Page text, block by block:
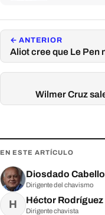
← ANTERIOR
Aliot cree que Le Pen
Wilmer Cruz
EN ESTE ARTÍCULO
Diosdado Cabello
Dirigente del chavismo
H Héctor Rodríguez
Dirigente chavista